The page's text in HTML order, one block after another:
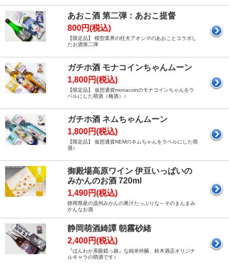
あおこ酒 第二弾：あおこ提督
800円(税込)
【限定品】 模型業界の狂犬アオシマのあおことコラボし
たお酒第二弾
ガチホ酒 モナコインちゃんムーン
1,800円(税込)
【限定品】 仮想通貨monacoinのモナコインちゃんをラ
ベルにした萌酒（梅酒）♪
ガチホ酒 ネムちゃんムーン
1,800円(税込)
【限定品】 仮想通貨NEMのネムちゃんをラベルにした萌
酒♪
御殿場高原ワイン 伊豆いっぱいの
みかんのお酒 720ml
1,490円(税込)
静岡県産の温州みかんの果汁たっぷりな～そのまんまみ
かんなお酒
静岡萌酒綺譚 朝霧砂緒
2,400円(税込)
『ほんわか系眼鏡っ娘』な純米吟醸、鈴木酒店オリジナ
ルキャラの萌酒です♪